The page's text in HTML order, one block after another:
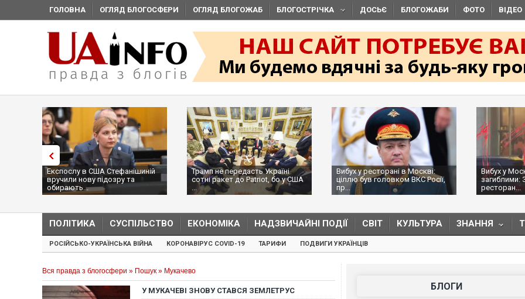
ГОЛОВНА ОГЛЯД БЛОГОСФЕРИ ОГЛЯД БЛОГОЖАБ БЛОГОСТРІЧКА ДОСЬЄ БЛОГОЖАБИ ФОТО ВІДЕО
Експослу в США Стефанішиній
вручили нову підозру та
обирають...
Трамп не передасть Україні
сотні ракет до Patriot, бо у США
...
Вибух у ресторані в Москві:
ціллю був головком ВКС Росії,
пр...
Вибух у
загиблими:
ресторан...
ПОЛІТИКА СУСПІЛЬСТВО ЕКОНОМІКА НАДЗВИЧАЙНІ ПОДІЇ СВІТ КУЛЬТУРА ЗНАННЯ
РОСІЙСЬКО-УКРАЇНСЬКА ВІЙНА КОРОНАВІРУС COVID-19 ТАРИФИ ПОДВИГИ УКРАЇНЦІВ
Вся правда з блогосфери » Пошук » Мукачево
У МУКАЧЕВІ ЗНОВУ СТАВСЯ ЗЕМЛЕТРУС БЛОГИ